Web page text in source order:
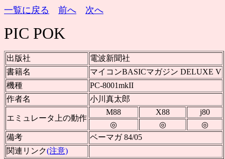
一覧に戻る 前へ 次へ
PIC POK
出版社
電波新聞社
書籍名
マイコンBASICマガジン DELUXE V
機種
PC-8001mkII
作者名
小川真太郎
エミュレータ上の動作
M88 X88
j80
◎
◎
◎
備考
ベーマガ 84/05
関連リンク(注意)